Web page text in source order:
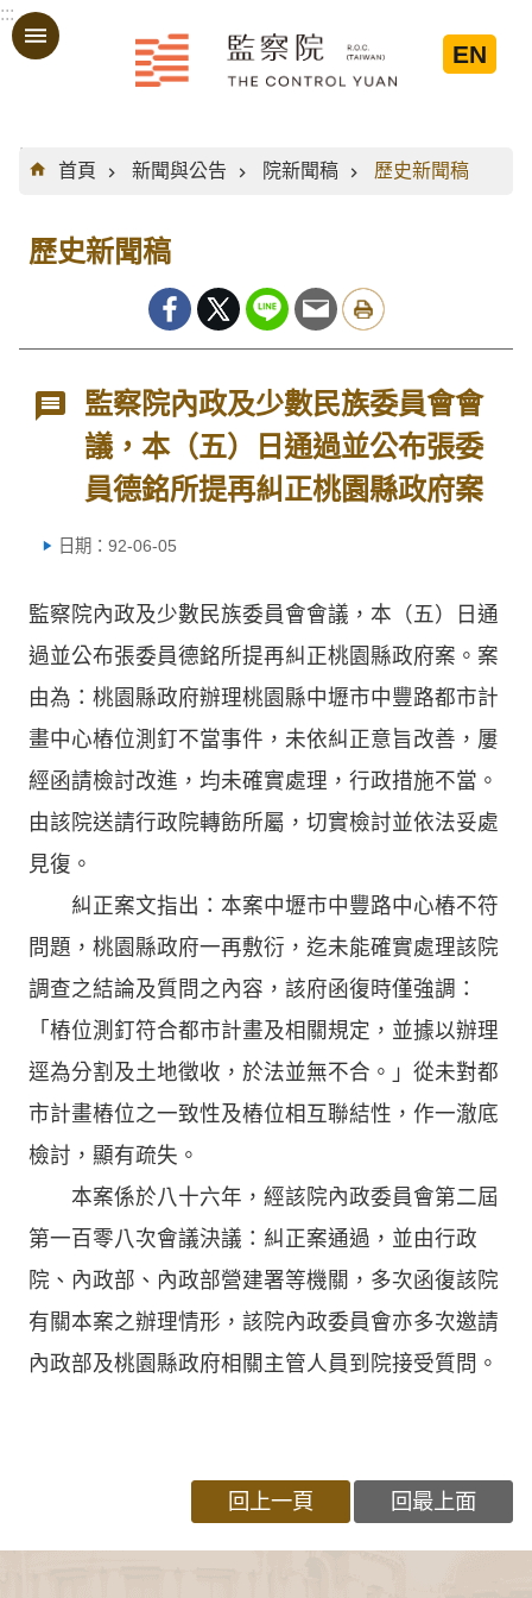
跳到主要內容區塊
:::
EN
:::
首頁
新聞與公告 院新聞稿 歷史新聞稿
歷史新聞稿
監察院內政及少數民族委員會會
議，本（五）日通過並公布張委
員德銘所提再糾正桃園縣政府案
日期：92-06-05
監察院內政及少數民族委員會會議，本（五）日通
過並公布張委員德銘所提再糾正桃園縣政府案。案
由為：桃園縣政府辦理桃園縣中壢市中豐路都市計
畫中心樁位測釘不當事件，未依糾正意旨改善，屢
經函請檢討改進，均未確實處理，行政措施不當。
由該院送請行政院轉飭所屬，切實檢討並依法妥處
見復。
糾正案文指出：本案中壢市中豐路中心樁不符
問題，桃園縣政府一再敷衍，迄未能確實處理該院
調查之結論及質問之內容，該府函復時僅強調：
「樁位測釘符合都市計畫及相關規定，並據以辦理
逕為分割及土地徵收，於法並無不合。」從未對都
市計畫樁位之一致性及樁位相互聯結性，作一澈底
檢討，顯有疏失。
本案係於八十六年，經該院內政委員會第二屆
第一百零八次會議決議：糾正案通過，並由行政
院、內政部、內政部營建署等機關，多次函復該院
有關本案之辦理情形，該院內政委員會亦多次邀請
內政部及桃園縣政府相關主管人員到院接受質問。
回上一頁 回最上面